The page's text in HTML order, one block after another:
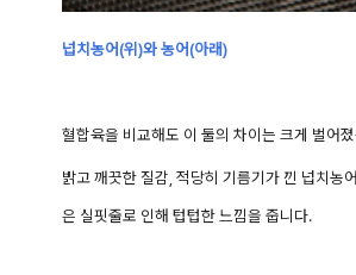
넙치농어(위)와농어(아래)
혈합육을 비교해도 이 둘의 차이는 크게 벌어
밝고 깨끗한 질감, 적당히 기름기가 낀 넙치농
은 실핏줄로 인해 텁텁한 느낌을 줍니다.